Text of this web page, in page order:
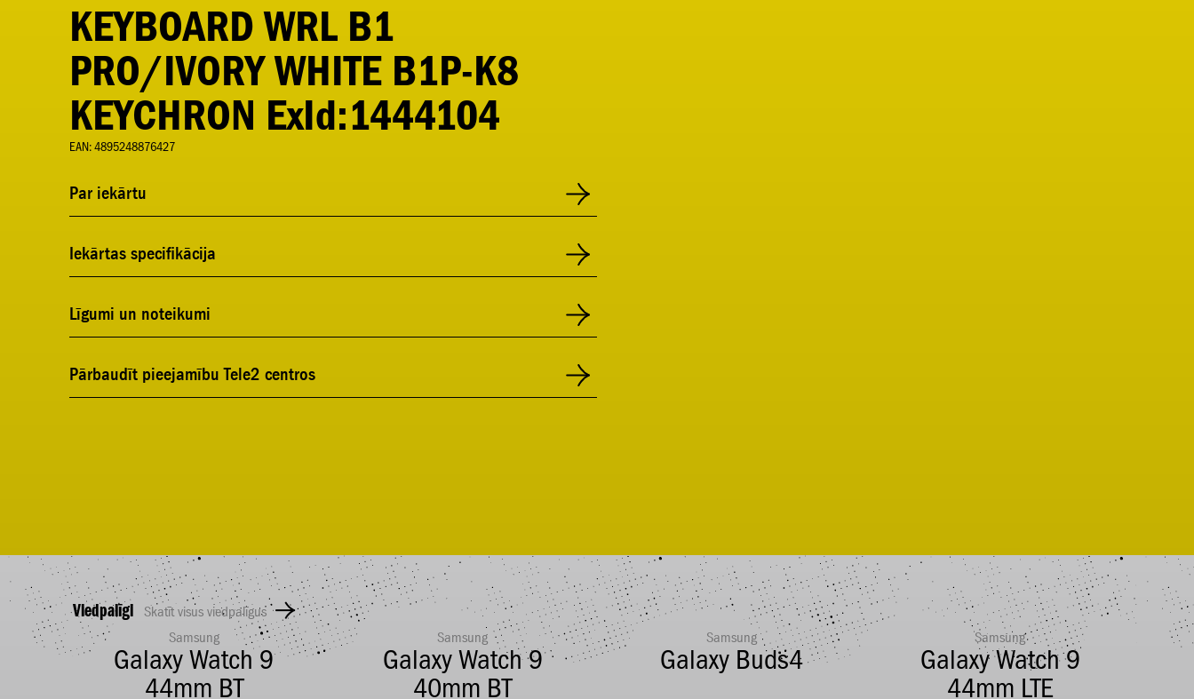
KEYBOARD WRL B1
PRO/IVORY WHITE B1P-K8
KEYCHRON ExId:1444104
EAN: 4895248876427
Par iekārtu
Iekārtas specifikācija
Līgumi un noteikumi
Pārbaudīt pieejamību Tele2 centros
Viedpalīgi Skatīt visus viedpalīgus
Samsung
Galaxy Watch 9
44mm BT
Samsung
Galaxy Watch 9
40mm BT
Samsung
Galaxy Buds4
Samsung
Galaxy Watch 9
44mm LTE